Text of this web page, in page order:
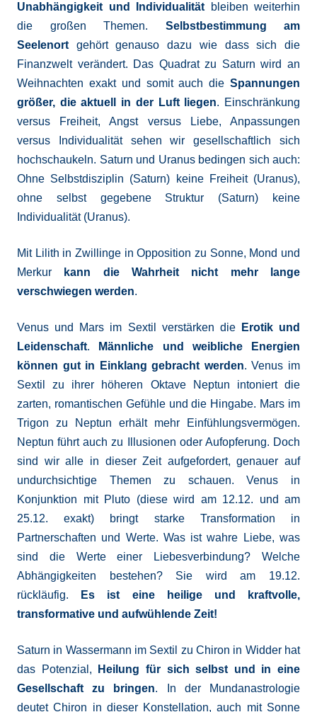
Unabhängigkeit und Individualität bleiben weiterhin
die großen Themen. Selbstbestimmung am
Seelenort gehört genauso dazu wie dass sich die
Finanzwelt verändert. Das Quadrat zu Saturn wird an
Weihnachten exakt und somit auch die Spannungen
größer, die aktuell in der Luft liegen. Einschränkung
versus Freiheit, Angst versus Liebe, Anpassungen
versus Individualität sehen wir gesellschaftlich sich
hochschaukeln. Saturn und Uranus bedingen sich auch:
Ohne Selbstdisziplin (Saturn) keine Freiheit (Uranus),
ohne selbst gegebene Struktur (Saturn) keine
Individualität (Uranus).
Mit Lilith in Zwillinge in Opposition zu Sonne, Mond und
Merkur
kann die Wahrheit nicht mehr lange
verschwiegen werden.
Venus und Mars im Sextil verstärken dieErotik und
Leidenschaft.
Männliche und weibliche Energien
können gut in Einklang gebracht werden. Venus im
Sextil zu ihrer höheren Oktave Neptun intoniert die
zarten, romantischen Gefühle und die Hingabe. Mars im
Trigon zu Neptun erhält mehr Einfühlungsvermögen.
Neptun führt auch zu Illusionen oder Aufopferung. Doch
sind wir alle in dieser Zeit aufgefordert, genauer auf
undurchsichtige Themen zu schauen. Venus in
Konjunktion mit Pluto (diese wird am 12.12. und am
25.12. exakt) bringt starke Transformation in
Partnerschaften und Werte. Was ist wahre Liebe, was
sind die Werte einer Liebesverbindung? Welche
Abhängigkeiten bestehen? Sie wird am 19.12.
rückläufig.
Es ist eine
heilige und kraftvolle,
transformative und aufwühlende Zeit!
Saturn in Wassermann im Sextil zu Chiron in Widder hat
das Potenzial,
Heilung für sich selbst und in eine
Gesellschaft zu bringen. In der Mundanastrologie
deutet Chiron in dieser Konstellation, auch mit Sonne